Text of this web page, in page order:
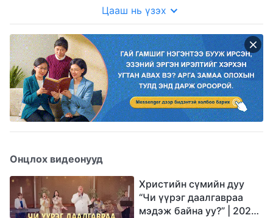
Цааш нь үзэх
Онцлох видеонууд
Христийн сүмийн дуу
“Чи үүрэг даалгавраа
мэдэж байна уу?” | 2026